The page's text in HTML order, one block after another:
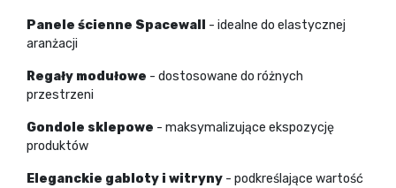
Panele ścienne Spacewall - idealne do elastycznej
aranżacji
Regały modułowe - dostosowane do różnych
przestrzeni
Gondole sklepowe - maksymalizujące ekspozycję
produktów
Eleganckie gabloty i witryny - podkreślające wartość